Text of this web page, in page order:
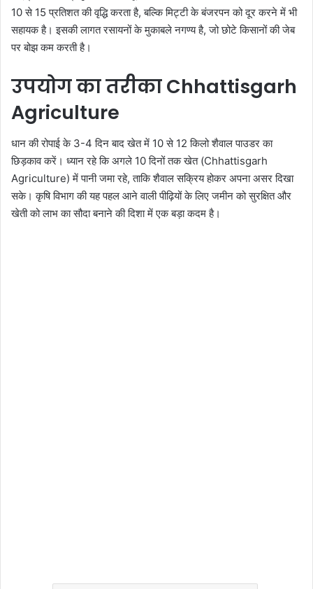
10 से 15 प्रतिशत की वृद्धि करता है, बल्कि मिट्टी के बंजरपन को दूर करने में भी
सहायक है। इसकी लागत रसायनों के मुकाबले नगण्य है, जो छोटे किसानों की जेब
पर बोझ कम करती है।
उपयोग का तरीका Chhattisgarh
Agriculture
धान की रोपाई के 3-4 दिन बाद खेत में 10 से 12 किलो शैवाल पाउडर का
छिड़काव करें। ध्यान रहे कि अगले 10 दिनों तक खेत (Chhattisgarh
Agriculture) में पानी जमा रहे, ताकि शैवाल सक्रिय होकर अपना असर दिखा
सके। कृषि विभाग की यह पहल आने वाली पीढ़ियों के लिए जमीन को सुरक्षित और
खेती को लाभ का सौदा बनाने की दिशा में एक बड़ा कदम है।